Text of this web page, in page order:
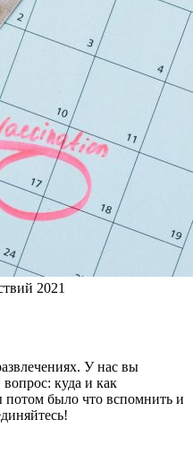
2021
У нас вы
куда и как
потом было что вспомнить и